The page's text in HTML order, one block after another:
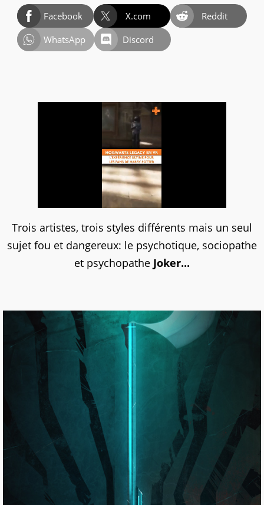
Facebook X.com
Reddit
WhatsApp
Discord
Trois artistes, trois styles différents mais un seul
sujet fou et dangereux: le psychotique, sociopathe
et psychopathe Joker...